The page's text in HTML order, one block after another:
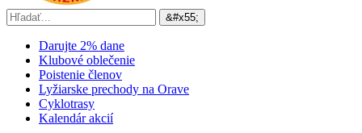
Darujte 2% dane
Klubové oblečenie
Poistenie členov
Lyžiarske prechody na Orave
Cyklotrasy
Kalendár akcií